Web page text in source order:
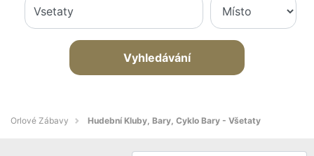
Vyhledávání
Orlové Zábavy Hudební Kluby, Bary, Cyklo Bary - Všetaty